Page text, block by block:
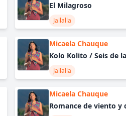
El Milagroso
Jallalla
Micaela Chauque
Kolo Kolito / Seis de
Jallalla
Micaela Chauque
Romance de viento y